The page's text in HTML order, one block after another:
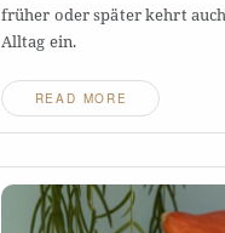
früher oder später kehrt
Alltag ein.
READ MORE